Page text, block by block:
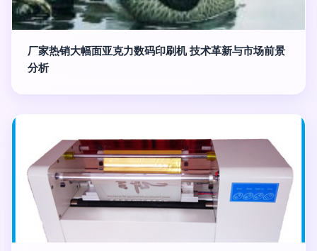
厂家热销大幅面亚克力数码印刷机 技术革新与市场前景
分析